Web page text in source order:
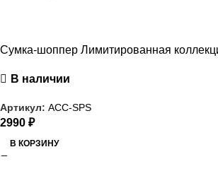
Сумка-шоппер Лимитированная
В наличии
Артикул: ACC-SPS
2990 ₽
В КОРЗИНУ